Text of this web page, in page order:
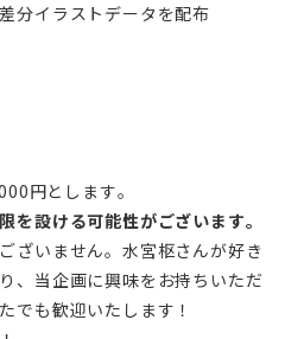
イラストデータを配布
円とします。
を設ける可能性がございます。
ざいません。水宮枢さんが好き
、当企画に興味をお持ちいただ
でも歓迎いたします！